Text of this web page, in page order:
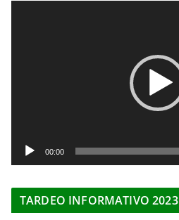
o
r
00:00
TARDEO INFORMATIVO 2023